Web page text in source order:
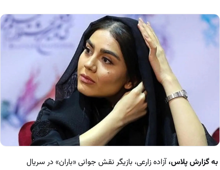
به گزارش پلاس،آزاده زارعی، بازیگر نقش جوانی «باران» در سریال